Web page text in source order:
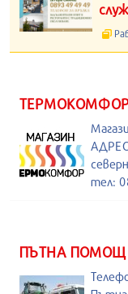
тел:
ПЪТНА ПОМОЩ